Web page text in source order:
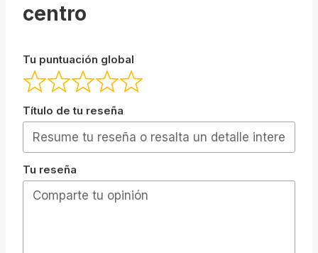
centro
Tu puntuación global
Título de tu reseña
Tu reseña